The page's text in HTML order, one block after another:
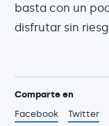
basta con un
disfrutar sin
Comparte en
Facebook
Twitter